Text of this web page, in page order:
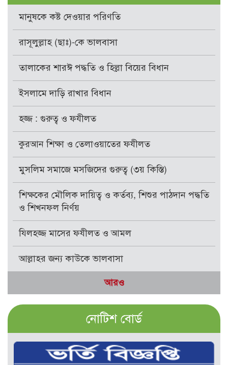
মানুষকে কষ্ট দেওয়ার পরিণতি
রাসূলুল্লাহ (ছাঃ)-কে ভালবাসা
তালাকের শারঈ পদ্ধতি ও হিল্লা বিয়ের বিধান
ইসলামে দাড়ি রাখার বিধান
হজ্জ : গুরুত্ব ও ফযীলত
কুরআন শিক্ষা ও তেলাওয়াতের ফযীলত
মুসলিম সমাজে মসজিদের গুরুত্ব (৩য় কিস্তি)
শিক্ষকের মৌলিক দায়িত্ব ও কর্তব্য, শিশুর পাঠদান পদ্ধতি
ও শিখনফল নির্ণয়
যিলহজ্জ মাসের ফযীলত ও আমল
আল্লাহর জন্য কাউকে ভালবাসা
আরও
নোটিশ বোর্ড